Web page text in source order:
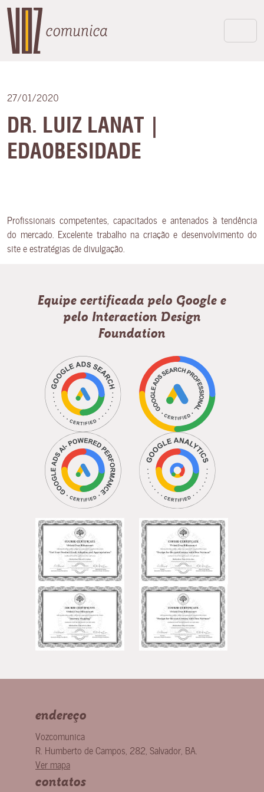
27/01/2020
DR. LUIZ LANAT |
EDAOBESIDADE
Profissionais competentes, capacitados e antenados à tendência
do mercado. Excelente trabalho na criação e desenvolvimento do
site e estratégias de divulgação.
Equipe certificada pelo Google e
pelo Interaction Design
Foundation
endereço
Vozcomunica
R. Humberto de Campos, 282 Salvador BA
Ver mapa
contatos